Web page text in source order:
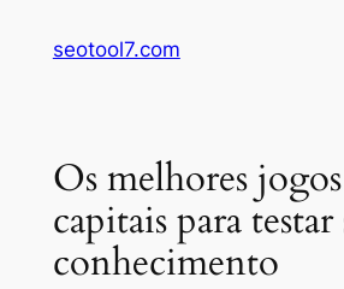
seotool7.com
Os melhores
capitais para testar
conhecimento